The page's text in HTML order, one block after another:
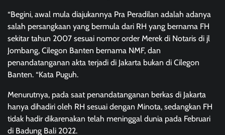
“Begini, awal mula diajukannya Pra Peradilan adalah adanya
salah persangkaan yang bermula dari RH yang bernama FH
sekitar tahun 2007 sesuai nomor order Merek di Notaris di jl
Jombang, Cilegon Banten bernama NMF, dan
penandatanganan akta terjadi di Jakarta bukan di Cilegon
Banten. “Kata Puguh.
Menurutnya, pada saat penandatanganan berkas di Jakarta
hanya dihadiri oleh RH sesuai dengan Minota, sedangkan FH
tidak hadir dikarenakan telah meninggal dunia pada Februari
di Badung Bali 2022.